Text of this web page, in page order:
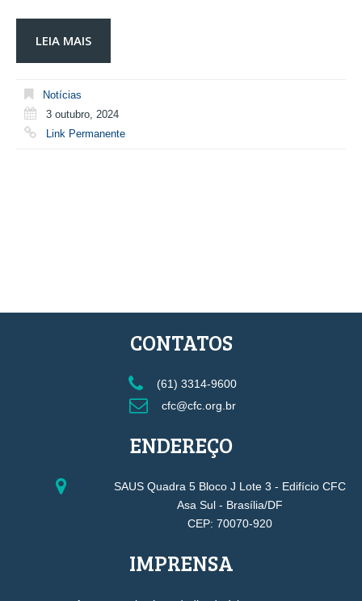
LEIA MAIS
Notícias
3 outubro, 2024
Link Permanente
CONTATOS
(61) 3314-9600
cfc@cfc.org.br
ENDEREÇO
SAUS Quadra 5 Bloco J Lote 3 - Edifício CFC
Asa Sul - Brasília/DF
CEP: 70070-920
IMPRENSA